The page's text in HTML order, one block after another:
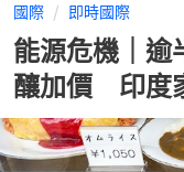
國際 即時國際
能源危機｜逾
釀加價 印度